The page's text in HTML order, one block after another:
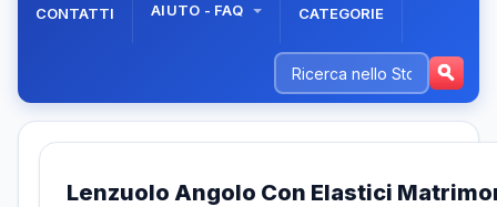
CONTATTI AIUTO - FAQ CATEGORIE
Lenzuolo Angolo Con Elastici